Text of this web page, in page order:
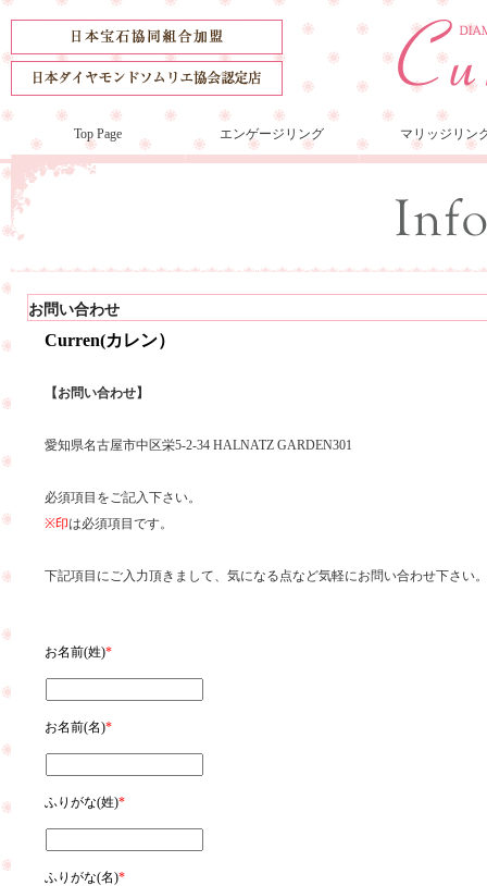
Top Page エンゲージリング マリッジリン
お問い合わせ
Curren(カレン）
【お問い合わせ】
愛知県名古屋市中区栄5-2-34 HALNATZ GARDEN301
必須項目をご記入下さい。
※印は必須項目です。
下記項目にご入力頂きまして、気になる点など気軽にお問い合わせ下さい。
お名前(姓)*
お名前(名)*
ふりがな(姓)*
ふりがな(名)*